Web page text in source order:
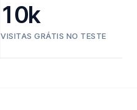
10k
VISITAS GRÁTIS NO TESTE